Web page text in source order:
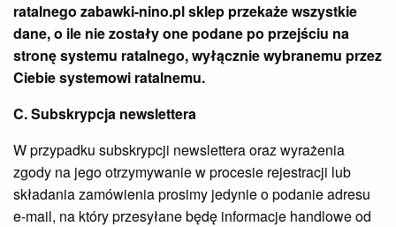
ratalnego zabawki-nino.plsklep przekaże wszystkie
dane, o ile nie zostały one podane po przejściu na
stronę systemu ratalnego, wyłącznie wybranemu przez
Ciebie systemowi ratalnemu.
C. Subskrypcja newslettera
W przypadku subskrypcji newslettera oraz wyrażenia
zgody na jego otrzymywanie w procesie rejestracji lub
składania zamówienia prosimy jedynie o podanie adresu
e-mail, na który przesyłane będę informacje handlowe od